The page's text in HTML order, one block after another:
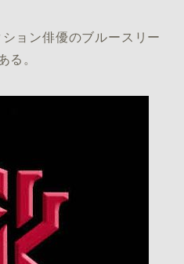
ョン俳優のブルースリー
る。